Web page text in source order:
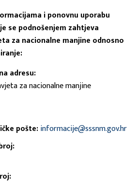
i ponovnu uporabu
se podnošenjem zahtjeva
za nacionalne manjine odnosno
adresu:
za nacionalne manjine
pošte:informacije@sssnm.gov.hr